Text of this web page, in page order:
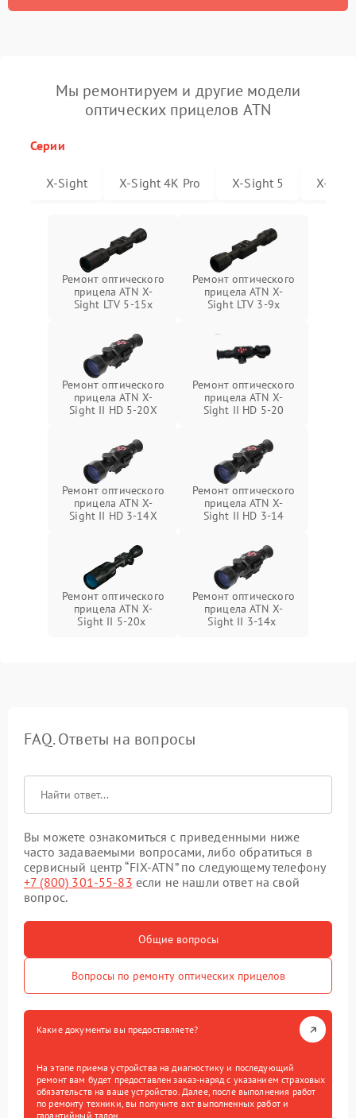
Мы ремонтируем и другие модели
оптических прицелов ATN
Серии
X-Sight X-Sight 4K Pro X-Sight 5 X-
Ремонт оптического
прицела ATN X-
Sight LTV 5-15x
Ремонт оптического
прицела ATN X-
Sight LTV 3-9x
Ремонт оптического
прицела ATN X-
Sight II HD 5-20X
Ремонт оптического
прицела ATN X-
Sight II HD 5-20
Ремонт оптического
прицела ATN X-
Sight II HD 3-14X
Ремонт оптического
прицела ATN X-
Sight II HD 3-14
Ремонт оптического
прицела ATN X-
Sight II 5-20x
Ремонт оптического
прицела ATN X-
Sight II 3-14x
FAQ. Ответы на вопросы
Вы можете ознакомиться с приведенными ниже
часто задаваемыми вопросами, либо обратиться в
сервисный центр “FIX-ATN” по следующему телефону
+7 (800) 301-55-83 если не нашли ответ на свой
вопрос.
Общие вопросы
Вопросы по ремонту оптических прицелов
Какие документы вы предоставляете?
На этапе приема устройства на диагностику и последующий
ремонт вам будет предоставлен заказ-наряд с указанием страховых
обязательств на ваше устройство. Далее, после выполнения работ
по ремонту техники, вы получите акт выполненных работ и
гарантийный талон.